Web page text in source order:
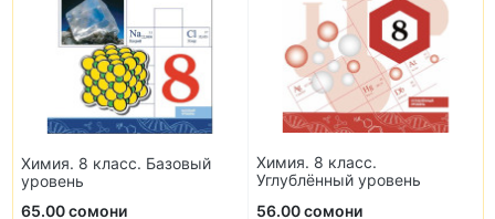
Химия. 8 класс. Базовый
уровень
65.00 сомони
Химия. 8 класс.
Углублённый уровень
56.00 сомони